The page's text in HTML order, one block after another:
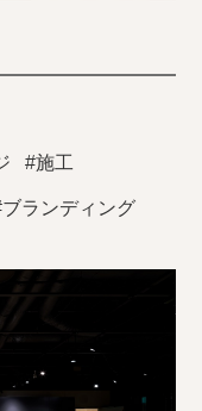
#施工
ランディング